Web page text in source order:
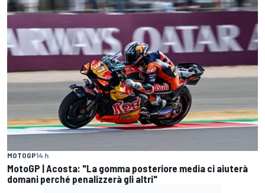
MOTOGP14 h
MotoGP | Acosta: "La gomma posteriore media ci aiuterà
domani perché penalizzerà gli altri"